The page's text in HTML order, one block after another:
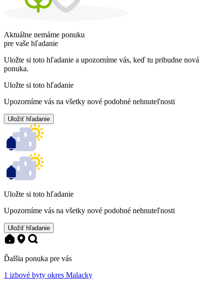
Aktuálne nemáme ponuku
pre vaše hľadanie
Uložte si toto hľadanie a upozorníme vás, keď tu pribudne nová
ponuka.
Uložte si toto hľadanie
Upozorníme vás na všetky nové podobné nehnuteľnosti
Uložiť hľadanie
Uložte si toto hľadanie
Upozorníme vás na všetky nové podobné nehnuteľnosti
Uložiť hľadanie
Ďalšia ponuka pre vás
1 izbové byty okres Malacky